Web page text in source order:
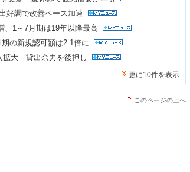
好調で改善ペース加速
、1～7月期は19年以降最高
の新規認可額は2.1倍に
拡大 貸出余力を後押し
更に10件を表示
このページの上へ